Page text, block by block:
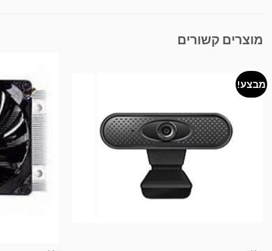
מוצרים קשורים
מבצע!